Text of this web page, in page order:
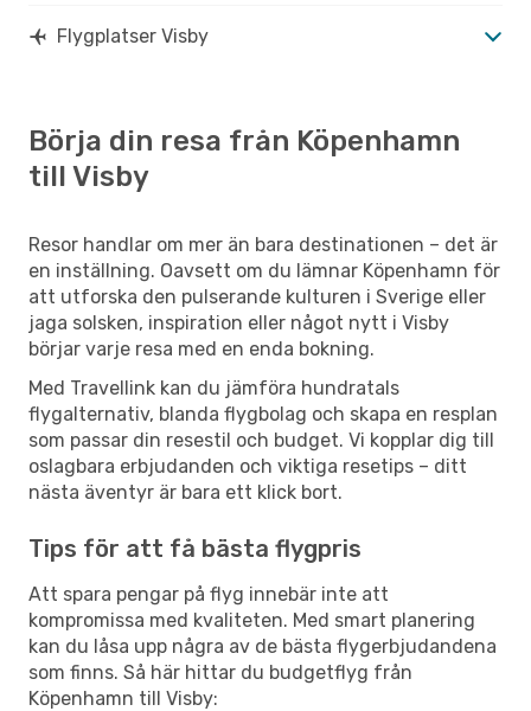
Flygplatser Visby
Börja din resa från Köpenhamn
till Visby
Resor handlar om mer än bara destinationen – det är
en inställning. Oavsett om du lämnar Köpenhamn för
att utforska den pulserande kulturen i Sverige eller
jaga solsken, inspiration eller något nytt i Visby
börjar varje resa med en enda bokning.
Med Travellink kan du jämföra hundratals
flygalternativ, blanda flygbolag och skapa en resplan
som passar din resestil och budget. Vi kopplar dig till
oslagbara erbjudanden och viktiga resetips – ditt
nästa äventyr är bara ett klick bort.
Tips för att få bästa flygpris
Att spara pengar på flyg innebär inte att
kompromissa med kvaliteten. Med smart planering
kan du låsa upp några av de bästa flygerbjudandena
som finns. Så här hittar du budgetflyg från
Köpenhamn till Visby: